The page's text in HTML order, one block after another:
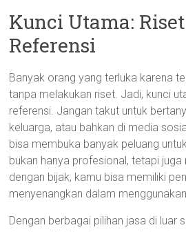
Kunci Utama:
Referensi
Banyak orang yang terluka karena
tanpa melakukan riset. Jadi, kunci
referensi. Jangan takut untuk
keluarga, atau bahkan di media
bisa membuka banyak peluang
bukan hanya profesional, tetapi juga
dengan bijak, kamu bisa memiliki
menyenangkan dalam
Dengan berbagai pilihan jasa di luar